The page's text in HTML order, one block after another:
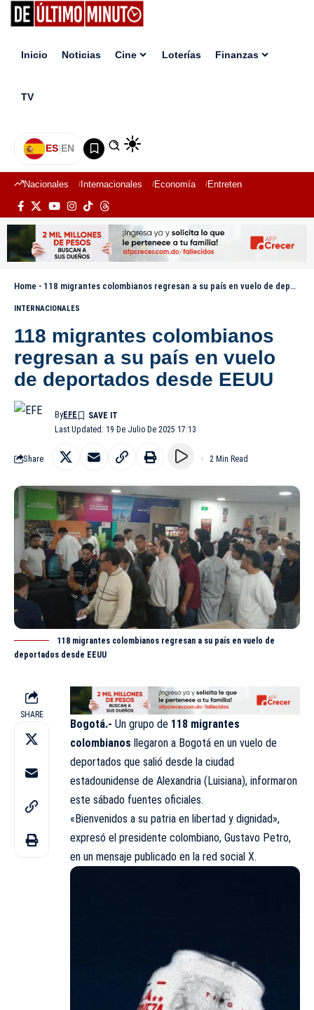
Inicio Noticias Cine Loterías Finanzas
TV
ES|EN
Nacionales Internacionales Economía Entretenimiento
Home - 118 migrantes colombianos regresan a su país en vuelo de deportados desde EEUU
INTERNACIONALES
118 migrantes colombianos
regresan a su país en vuelo
de deportados desde EEUU
Last Updated: 19 De Julio De 2025 17:13
ByEFE
Share 2 Min Read
118 migrantes colombianos regresan a su país en vuelo de
deportados desde EEUU
SHARE
Bogotá.- Un grupo de 118 migrantes
colombianos llegaron a Bogotá en un vuelo de
deportados que salió desde la ciudad
estadounidense de Alexandria (Luisiana), informaron
este sábado fuentes oficiales.
«Bienvenidos a su patria en libertad y dignidad»,
expresó el presidente colombiano, Gustavo Petro,
en un mensaje publicado en la red social X.